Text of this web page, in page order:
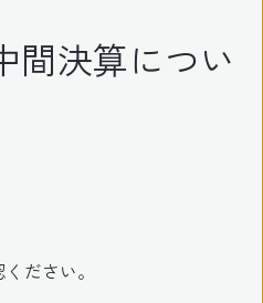
間決算につい
ださい。